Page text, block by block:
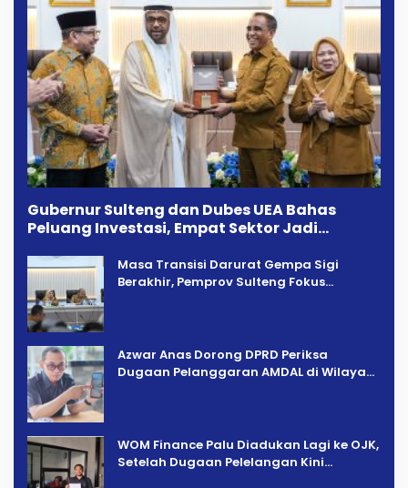
Gubernur Sulteng dan Dubes UEA Bahas
Peluang Investasi, Empat Sektor Jadi
Masa Transisi Darurat Gempa Sigi
Berakhir, Pemprov Sulteng Fokus
Azwar Anas Dorong DPRD Periksa
Dugaan Pelanggaran AMDAL di Wilayah
‎WOM Finance Palu Diadukan Lagi ke OJK,
Setelah Dugaan Pelelangan Kini